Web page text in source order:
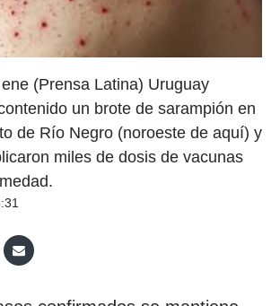
(Prensa Latina) Uruguay
un brote de sarampión en
de Río Negro (noroeste de aquí) y
miles de dosis de vacunas